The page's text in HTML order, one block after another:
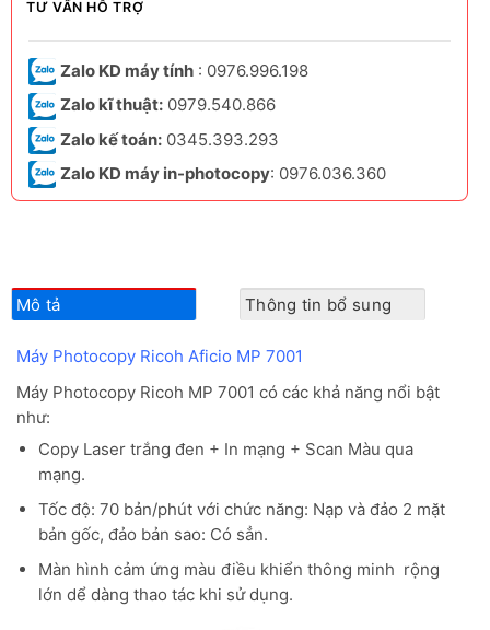
TƯ VẤN HỖ TRỢ
Zalo KD máy tính : 0976.996.198
Zalo kĩ thuật: 0979.540.866
Zalo kế toán: 0345.393.293
Zalo KD máy in-photocopy: 0976.036.360
Mô tả Thông tin bổ sung
Máy Photocopy Ricoh Aficio MP 7001
Máy Photocopy Ricoh MP 7001 có các khả năng nổi bật
như:
Copy Laser trắng đen + In mạng + Scan Màu qua
mạng.
Tốc độ: 70 bản/phút với chức năng: Nạp và đảo 2 mặt
bản gốc, đảo bản sao: Có sẳn.
Màn hình cảm ứng màu điều khiển thông minh rộng
lớn dể dàng thao tác khi sử dụng.